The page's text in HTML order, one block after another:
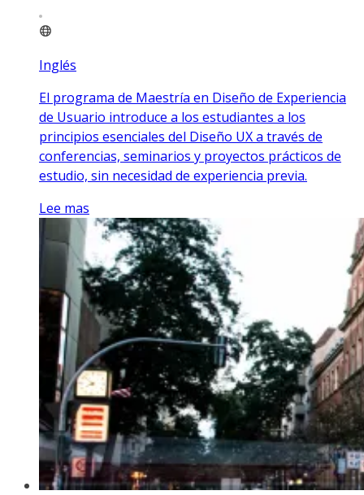
Inglés
El programa de Maestría en Diseño de Experiencia
de Usuario introduce a los estudiantes a los
principios esenciales del Diseño UX a través de
conferencias, seminarios y proyectos prácticos de
estudio, sin necesidad de experiencia previa.
Lee mas